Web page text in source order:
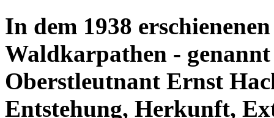
In dem 1938
Waldkarpathen -
Oberstleutnant Ernst
Entstehung, Herkunft,